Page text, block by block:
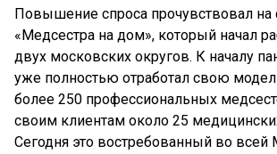
Повышение спроса прочувствовал на
«Медсестра на дом», который начал
двух московских округов. К началу
уже полностью отработал свою
более 250 профессиональных
своим клиентам около 25
Сегодня это востребованный во всей